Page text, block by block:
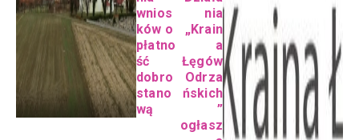
wnios
ków o
płatno
ść
dobro
stano
wą
nia
„Krain
a
Łęgów
Odrza
ńskich
”
ogłasz